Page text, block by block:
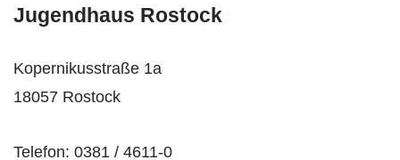
Jugendhaus Rostock
Kopernikusstraße 1a
18057 Rostock
Telefon: 0381 / 4611-0